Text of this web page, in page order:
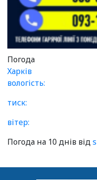
Погода
Харків
вологість:
тиск:
вітер:
Погода на 10 днів від